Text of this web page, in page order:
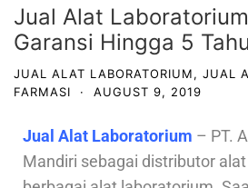
Jual Alat
Garansi Hingga 5
JUAL ALAT LABORATORIUM, JUAL
FARMASI
· AUGUST 9, 2019
Jual Alat Laboratorium – PT.
Mandiri sebagai distributor alat